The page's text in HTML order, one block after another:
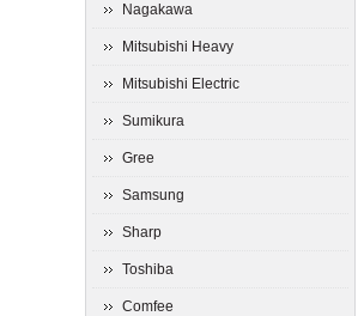
Nagakawa
Mitsubishi Heavy
Mitsubishi Electric
Sumikura
Gree
Samsung
Sharp
Toshiba
Comfee